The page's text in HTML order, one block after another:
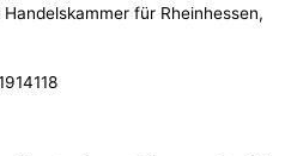
für Rheinhessen,